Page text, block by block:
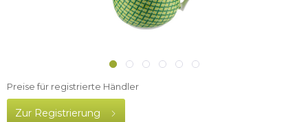
Preise für registrierte Händler
Zur Registrierung